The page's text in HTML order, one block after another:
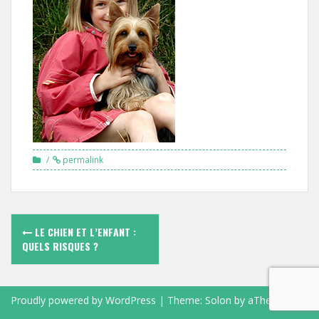
permalink
Navigation
des
articles
LE CHIEN ET L’ENFANT :
QUELS RISQUES ?
Proudly powered by WordPress | Theme: Solon by aThemes